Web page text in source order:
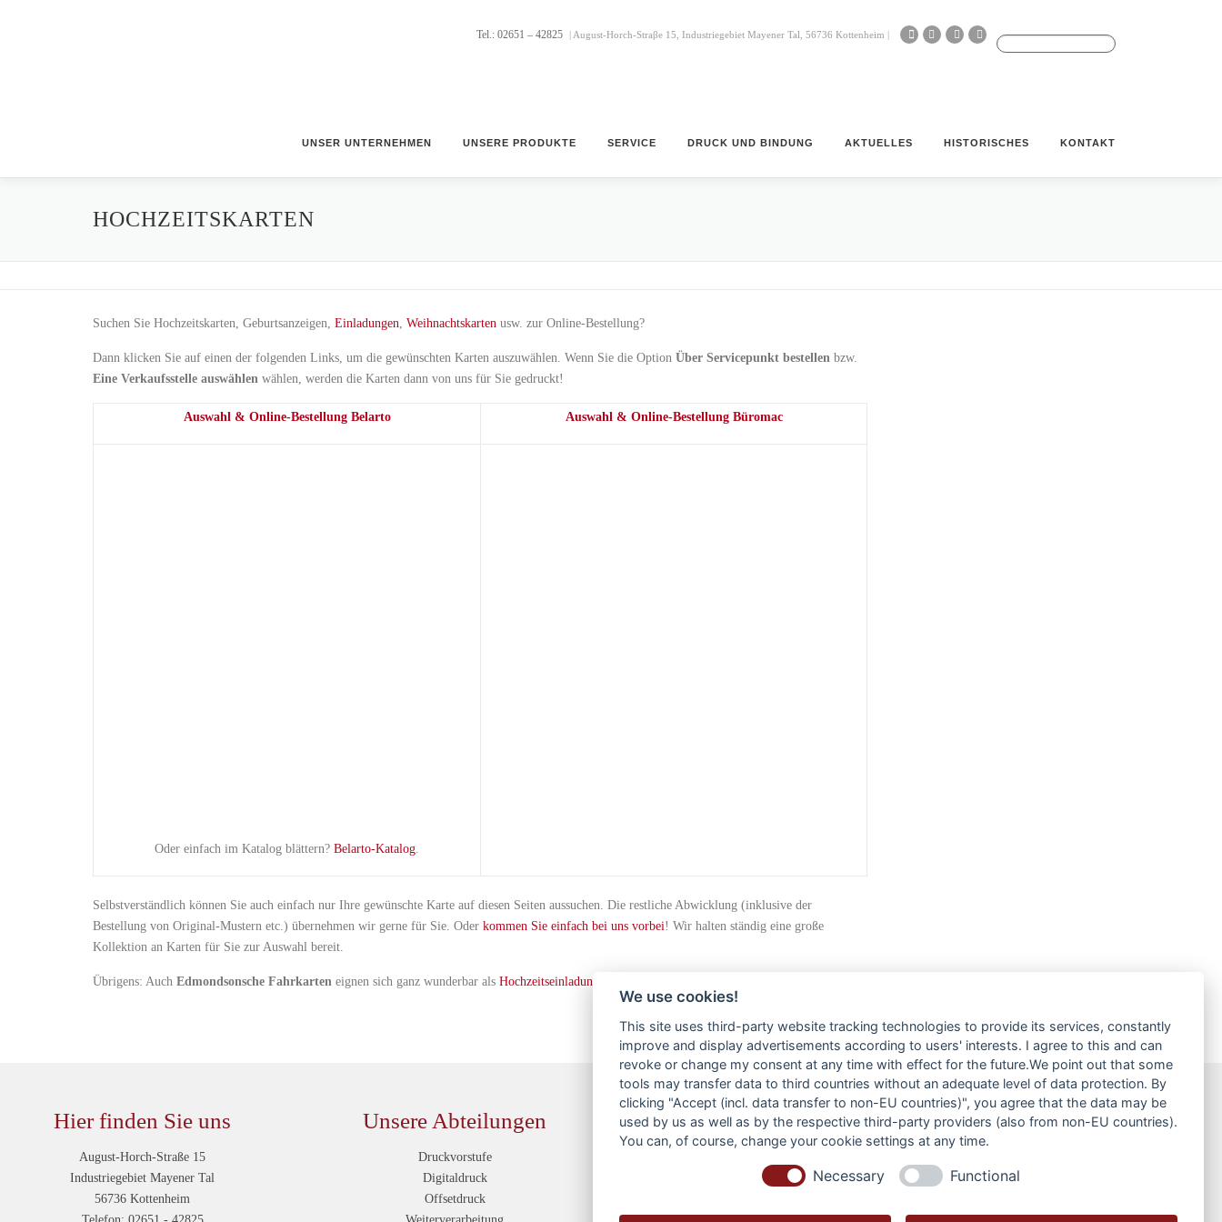
Tel.: 02651 – 42825 | August-Horch-Straβe 15, Industriegebiet Mayener Tal, 56736 Kottenheim |
UNSER UNTERNEHMEN UNSERE PRODUKTE SERVICE DRUCK UND BINDUNG AKTUELLES HISTORISCHES KONTAKT
HOCHZEITSKARTEN
Suchen Sie Hochzeitskarten, Geburtsanzeigen, Einladungen, Weihnachtskarten usw. zur Online-Bestellung?
Dann klicken Sie auf einen der folgenden Links, um die gewünschten Karten auszuwählen. Wenn Sie die Option Über Servicepunkt bestellen bzw.
Eine Verkaufsstelle auswählen wählen, werden die Karten dann von uns für Sie gedruckt!
Auswahl & Online-Bestellung Belarto Auswahl & Online-Bestellung Büromac
Oder einfach im Katalog blättern? Belarto-Katalog.
Selbstverständlich können Sie auch einfach nur Ihre gewünschte Karte auf diesen Seiten aussuchen. Die restliche Abwicklung (inklusive der
Bestellung von Original-Mustern etc.) übernehmen wir gerne für Sie. Oder kommen Sie einfach bei uns vorbei! Wir halten ständig eine große
Kollektion an Karten für Sie zur Auswahl bereit.
Übrigens: Auch Edmondsonsche Fahrkarten eignen sich ganz wunderbar als Hochzeitseinladung
Hier finden Sie uns
August-Horch-Straße 15
Industriegebiet Mayener Tal
56736 Kottenheim
Unsere Abteilungen
Druckvorstufe
Digitaldruck
Offsetdruck
Service
Anfahrtsskizze
News
Archive
We use cookies!
This site uses third-party website tracking technologies to provide its services, constantly
improve and display advertisements according to users' interests. I agree to this and can
revoke or change my consent at any time with effect for the future.We point out that some
tools may transfer data to third countries without an adequate level of data protection. By
clicking "Accept (incl. data transfer to non-EU countries)", you agree that the data may be
used by us as well as by the respective third-party providers (also from non-EU countries).
You can, of course, change your cookie settings at any time.
Necessary Functional